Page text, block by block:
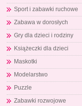
Sport i zabawki ruchowe
Zabawa w dorosłych
Gry dla dzieci i rodziny
Książeczki dla dzieci
Maskotki
Modelarstwo
Puzzle
Zabawki rozwojowe